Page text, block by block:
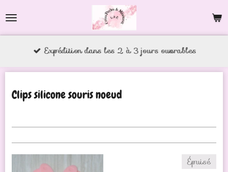
principal
Expédition dans les 2 à 3 jours ouvrables
Clips silicone souris noeud
Épuisé